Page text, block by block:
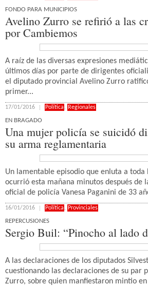
FONDO PARA MUNICIPIOS
Avelino Zurro se refirió a las
por Cambiemos
A raíz de las diversas expresiones
últimos días por parte de dirigentes
el diputado provincial Avelino Zurro
primer...
17/01/2016 Política , Regionales
EN BRAGADO
Una mujer policía se suicidó
su arma reglamentaria
Un lamentable episodio que enluta a toda
ocurrió esta mañana minutos después de
oficial de policía Vanesa Paganini de 33
16/01/2016 Política , Provinciales
REPERCUSIONES
Sergio Buil: “Pinocho al lado
A las declaraciones de los diputados
cuestionando las declaraciones de su par
Zurro, sobre quien manfiestaron mintio en